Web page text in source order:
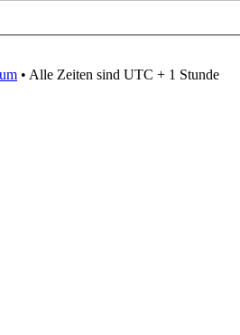
• Alle Zeiten sind UTC + 1 Stunde